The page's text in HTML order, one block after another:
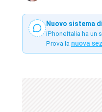
Nuovo sistema
iPhoneItalia ha un
Prova la nuova